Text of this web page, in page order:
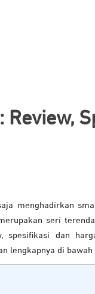
Review,
menghadirkan
seri
spesifikasi dan
lengkapnya di bawah